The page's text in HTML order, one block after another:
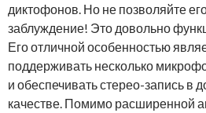
диктофонов. Но не позволяйте
заблуждение! Это довольно
Его отличной особенностью
поддерживать несколько
и обеспечивать стерео-запись в
качестве. Помимо расширенной